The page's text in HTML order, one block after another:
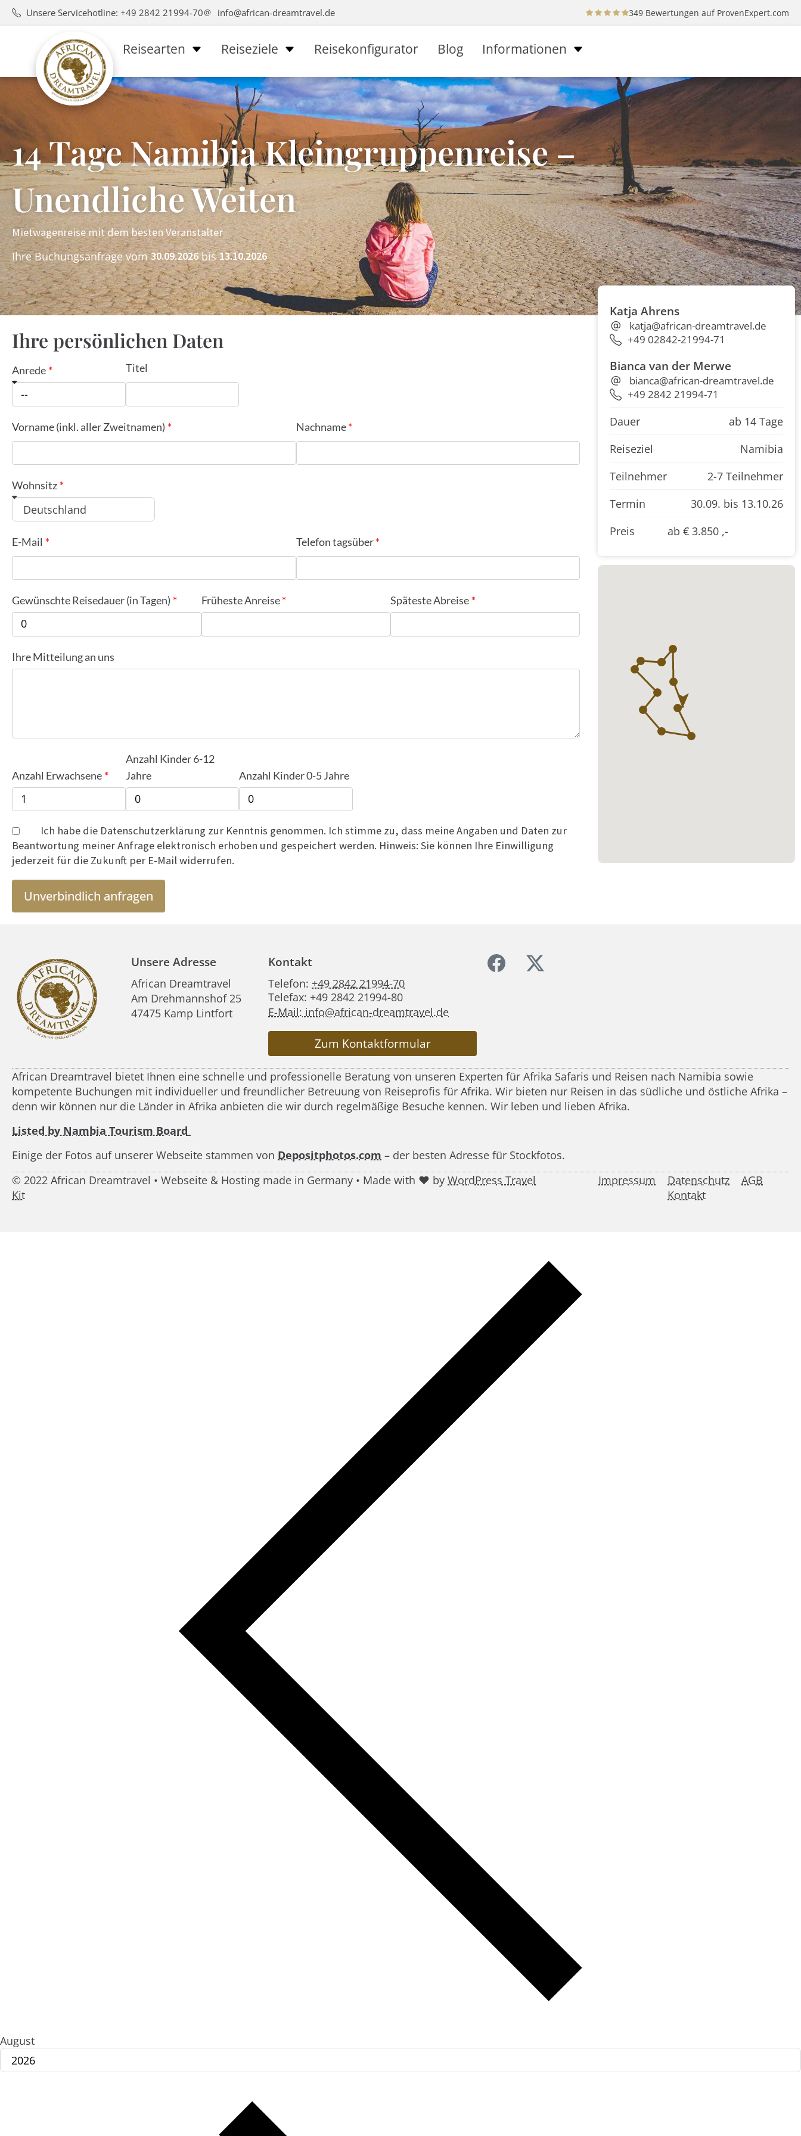
Unsere Servicehotline: +49 2842 21994-70 info@african-dreamtravel.de 349 Bewertungen auf ProvenExpert.com
Reisearten Reiseziele Reisekonfigurator Blog Informationen
14 Tage Namibia Kleingruppenreise –
Unendliche Weiten
Mietwagenreise mit dem besten Veranstalter
Ihre Buchungsanfrage vom30.09.2026bis13.10.2026
Ihre persönlichen Daten
Anrede Titel
Vorname (inkl. aller Zweitnamen) Nachname
Wohnsitz
E-Mail Telefon tagsüber
Gewünschte Reisedauer (in Tagen) Früheste Anreise Späteste Abreise
Ihre Mitteilung an uns
Anzahl Erwachsene
Anzahl Kinder 6-12
Jahre
Anzahl Kinder 0-5 Jahre
Ich habe die Datenschutzerklärung zur Kenntnis genommen. Ich stimme zu, dass meine Angaben und Daten zur
Beantwortung meiner Anfrage elektronisch erhoben und gespeichert werden. Hinweis: Sie können Ihre Einwilligung
jederzeit für die Zukunft per E-Mail widerrufen.
Unverbindlich anfragen
Katja Ahrens
katja@african-dreamtravel.de
+49 02842-21994-71
Bianca van der Merwe
bianca@african-dreamtravel.de
+49 2842 21994-71
Dauer
Reiseziel
Teilnehmer
Termin
Preis
ab 14 Tage
Namibia
2-7 Teilnehmer
30.09. bis 13.10.26
ab € 3.850 ,-
Unsere Adresse
African Dreamtravel
Am Drehmannshof 25
47475 Kamp Lintfort
Kontakt
Telefon: +49 2842 21994-70
Telefax: +49 2842 21994-80
E-Mail: info@african-dreamtravel.de
Zum Kontaktformular
African Dreamtravel bietet Ihnen eine schnelle und professionelle Beratung von unseren Experten für Afrika Safaris und Reisen nach Namibia sowie
kompetente Buchungen mit individueller und freundlicher Betreuung von Reiseprofis für Afrika. Wir bieten nur Reisen in das südliche und östliche Afrika –
denn wir können nur die Länder in Afrika anbieten die wir durch regelmäßige Besuche kennen. Wir leben und lieben Afrika.
Listed by Nambia Tourism Board
Einige der Fotos auf unserer Webseite stammen von Depositphotos.com – der besten Adresse für Stockfotos.
© 2022 African Dreamtravel • Webseite & Hosting made in Germany • Made with ♥ by WordPress Travel
Kit
Impressum Datenschutz
AGB
Kontakt
August